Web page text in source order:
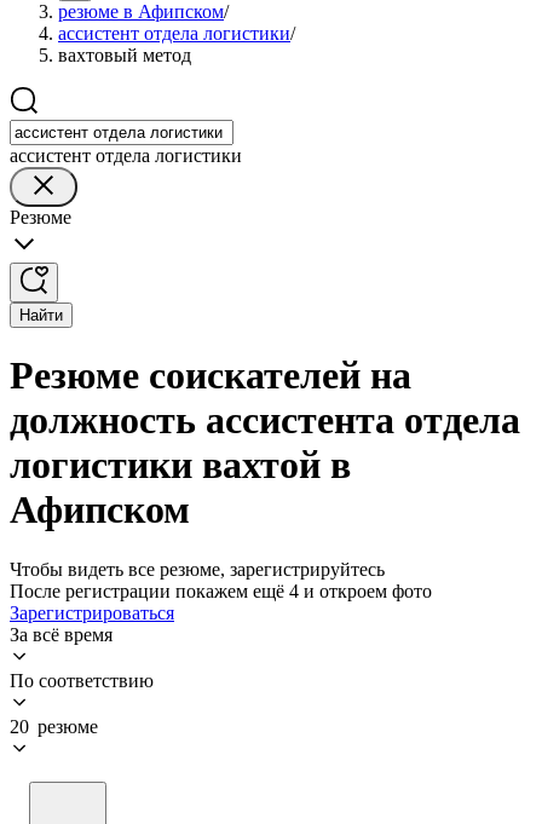
резюме в Афипском/
ассистент отдела логистики/
вахтовый метод
ассистент отдела логистики
Резюме
Найти
Резюме соискателей на
должность ассистента отдела
логистики вахтой в
Афипском
Чтобы видеть все резюме, зарегистрируйтесь
После регистрации покажем ещё 4 и откроем фото
Зарегистрироваться
За всё время
По соответствию
20 резюме